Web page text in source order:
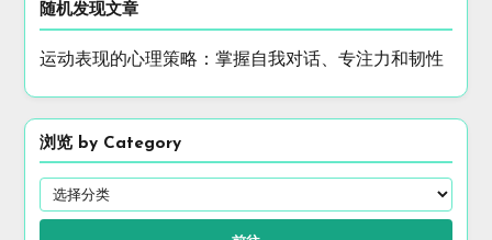
随机发现文章
运动表现的心理策略：掌握自我对话、专注力和韧性
浏览 by Category